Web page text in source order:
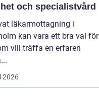
och specialistvård
läkarmottagning i
kan vara ett bra val för
vill träffa en erfaren
2026